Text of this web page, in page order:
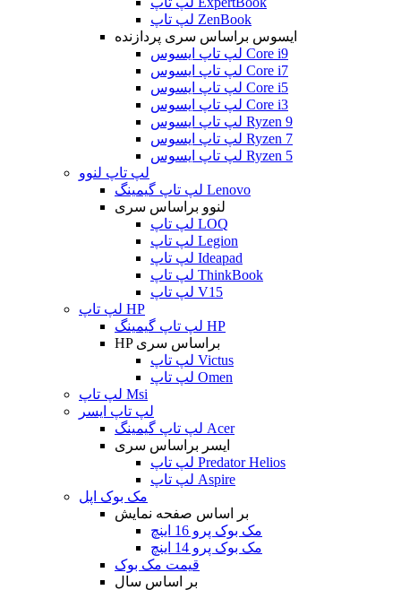
لپ تاپ ZenBook
ایسوس براساس سری پردازنده
لپ تاپ ایسوس Core i9
لپ تاپ ایسوس Core i7
لپ تاپ ایسوس Core i5
لپ تاپ ایسوس Core i3
لپ تاپ ایسوس Ryzen 9
لپ تاپ ایسوس Ryzen 7
لپ تاپ ایسوس Ryzen 5
لپ تاپ لنوو
لپ تاپ گیمینگ Lenovo
لنوو براساس سری
لپ تاپ LOQ
لپ تاپ Legion
لپ تاپ Ideapad
لپ تاپ ThinkBook
لپ تاپ V15
لپ تاپ HP
لپ تاپ گیمینگ HP
HP براساس سری
لپ تاپ Victus
لپ تاپ Omen
لپ تاپ Msi
لپ تاپ ایسر
لپ تاپ گیمینگ Acer
ایسر براساس سری
لپ تاپ Predator Helios
لپ تاپ Aspire
مک بوک اپل
بر اساس صفحه نمایش
مک بوک پرو 16 اینچ
مک بوک پرو 14 اینچ
قیمت مک بوک
بر اساس سال